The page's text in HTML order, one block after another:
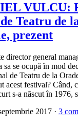
VULCU:
Teatru de
prezent
general
se ocupă în mod
de Teatru de la
acest festival? Când,
s-a născut în
2017 · 3